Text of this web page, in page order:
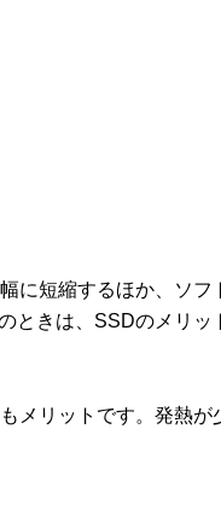
に短縮するほか、ソフ
ときは、SSDのメリッ
メリットです。発熱